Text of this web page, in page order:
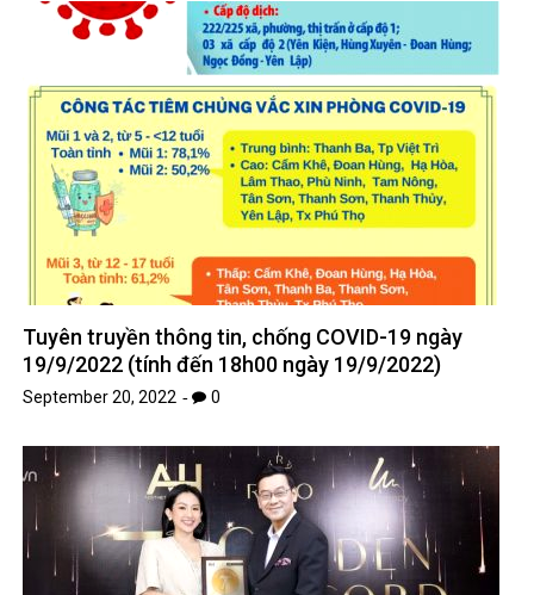
Tuyên truyền thông tin, chống COVID-19 ngày
19/9/2022 (tính đến 18h00 ngày 19/9/2022)
September 20, 2022 0